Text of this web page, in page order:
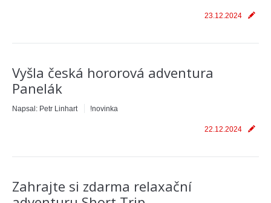
23.12.2024
Vyšla česká hororová adventura
Panelák
Napsal: Petr Linhart !novinka
22.12.2024
Zahrajte si zdarma relaxační